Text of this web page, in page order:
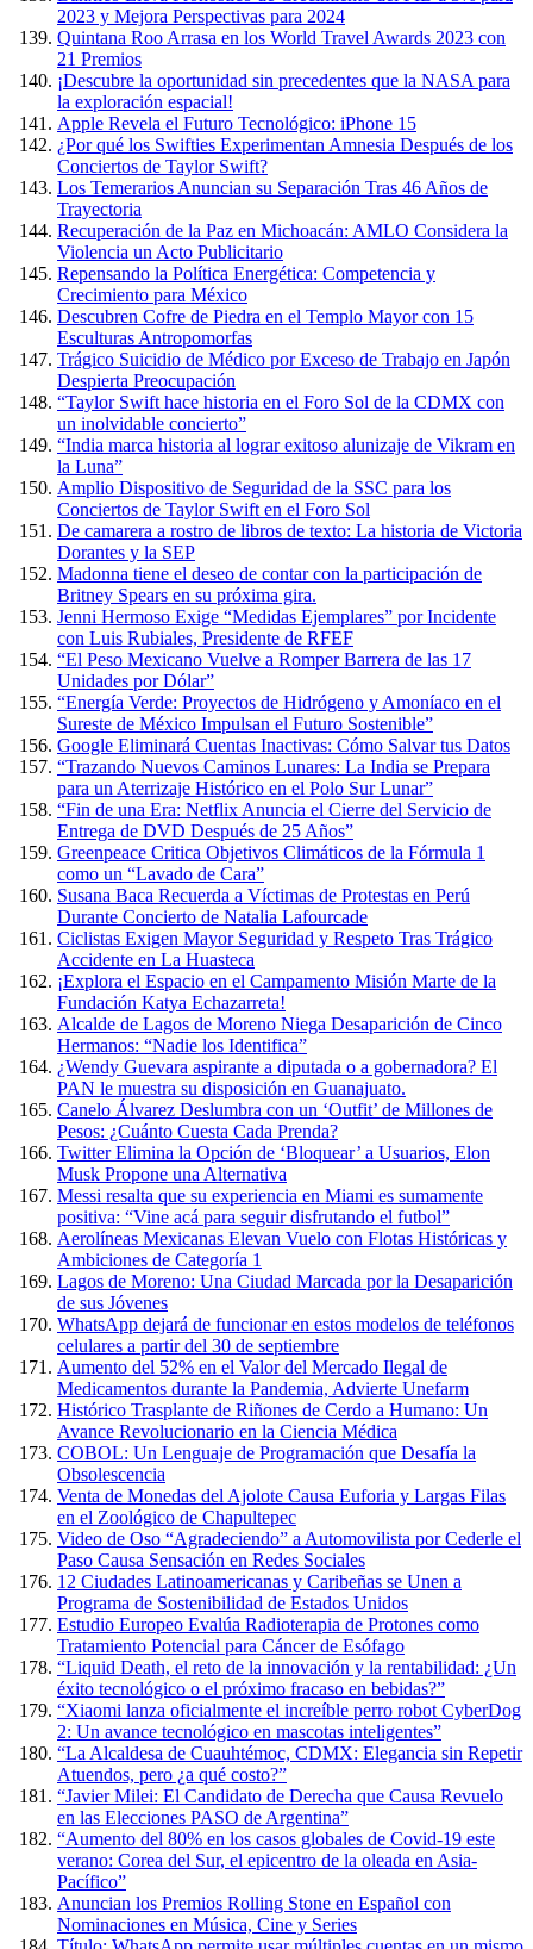
2023 y Mejora Perspectivas para 2024
Quintana Roo Arrasa en los World Travel Awards 2023 con
21 Premios
¡Descubre la oportunidad sin precedentes que la NASA para
la exploración espacial!
Apple Revela el Futuro Tecnológico: iPhone 15
¿Por qué los Swifties Experimentan Amnesia Después de los
Conciertos de Taylor Swift?
Los Temerarios Anuncian su Separación Tras 46 Años de
Trayectoria
Recuperación de la Paz en Michoacán: AMLO Considera la
Violencia un Acto Publicitario
Repensando la Política Energética: Competencia y
Crecimiento para México
Descubren Cofre de Piedra en el Templo Mayor con 15
Esculturas Antropomorfas
Trágico Suicidio de Médico por Exceso de Trabajo en Japón
Despierta Preocupación
“Taylor Swift hace historia en el Foro Sol de la CDMX con
un inolvidable concierto”
“India marca historia al lograr exitoso alunizaje de Vikram en
la Luna”
Amplio Dispositivo de Seguridad de la SSC para los
Conciertos de Taylor Swift en el Foro Sol
De camarera a rostro de libros de texto: La historia de Victoria
Dorantes y la SEP
Madonna tiene el deseo de contar con la participación de
Britney Spears en su próxima gira.
Jenni Hermoso Exige “Medidas Ejemplares” por Incidente
con Luis Rubiales, Presidente de RFEF
“El Peso Mexicano Vuelve a Romper Barrera de las 17
Unidades por Dólar”
“Energía Verde: Proyectos de Hidrógeno y Amoníaco en el
Sureste de México Impulsan el Futuro Sostenible”
Google Eliminará Cuentas Inactivas: Cómo Salvar tus Datos
“Trazando Nuevos Caminos Lunares: La India se Prepara
para un Aterrizaje Histórico en el Polo Sur Lunar”
“Fin de una Era: Netflix Anuncia el Cierre del Servicio de
Entrega de DVD Después de 25 Años”
Greenpeace Critica Objetivos Climáticos de la Fórmula 1
como un “Lavado de Cara”
Susana Baca Recuerda a Víctimas de Protestas en Perú
Durante Concierto de Natalia Lafourcade
Ciclistas Exigen Mayor Seguridad y Respeto Tras Trágico
Accidente en La Huasteca
¡Explora el Espacio en el Campamento Misión Marte de la
Fundación Katya Echazarreta!
Alcalde de Lagos de Moreno Niega Desaparición de Cinco
Hermanos: “Nadie los Identifica”
¿Wendy Guevara aspirante a diputada o a gobernadora? El
PAN le muestra su disposición en Guanajuato.
Canelo Álvarez Deslumbra con un ‘Outfit’ de Millones de
Pesos: ¿Cuánto Cuesta Cada Prenda?
Twitter Elimina la Opción de ‘Bloquear’ a Usuarios, Elon
Musk Propone una Alternativa
Messi resalta que su experiencia en Miami es sumamente
positiva: “Vine acá para seguir disfrutando el futbol”
Aerolíneas Mexicanas Elevan Vuelo con Flotas Históricas y
Ambiciones de Categoría 1
Lagos de Moreno: Una Ciudad Marcada por la Desaparición
de sus Jóvenes
WhatsApp dejará de funcionar en estos modelos de teléfonos
celulares a partir del 30 de septiembre
Aumento del 52% en el Valor del Mercado Ilegal de
Medicamentos durante la Pandemia, Advierte Unefarm
Histórico Trasplante de Riñones de Cerdo a Humano: Un
Avance Revolucionario en la Ciencia Médica
COBOL: Un Lenguaje de Programación que Desafía la
Obsolescencia
Venta de Monedas del Ajolote Causa Euforia y Largas Filas
en el Zoológico de Chapultepec
Video de Oso “Agradeciendo” a Automovilista por Cederle el
Paso Causa Sensación en Redes Sociales
12 Ciudades Latinoamericanas y Caribeñas se Unen a
Programa de Sostenibilidad de Estados Unidos
Estudio Europeo Evalúa Radioterapia de Protones como
Tratamiento Potencial para Cáncer de Esófago
“Liquid Death, el reto de la innovación y la rentabilidad: ¿Un
éxito tecnológico o el próximo fracaso en bebidas?”
“Xiaomi lanza oficialmente el increíble perro robot CyberDog
2: Un avance tecnológico en mascotas inteligentes”
“La Alcaldesa de Cuauhtémoc, CDMX: Elegancia sin Repetir
Atuendos, pero ¿a qué costo?”
“Javier Milei: El Candidato de Derecha que Causa Revuelo
en las Elecciones PASO de Argentina”
“Aumento del 80% en los casos globales de Covid-19 este
verano: Corea del Sur, el epicentro de la oleada en Asia-
Pacífico”
Anuncian los Premios Rolling Stone en Español con
Nominaciones en Música, Cine y Series